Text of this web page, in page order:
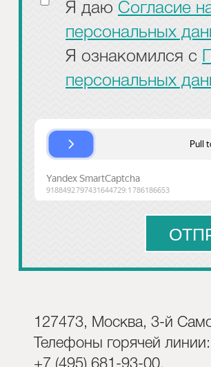
Я даю Согласие
персональных
Я ознакомился с
персональных
127473, Москва, 3-й
Телефоны горячей линии:
+7 (495) 681-93-00,